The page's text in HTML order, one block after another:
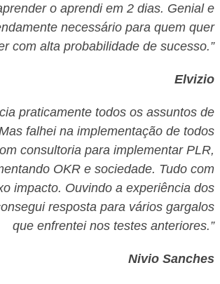
o aprendi em 2 dias. Genial e
necessário para quem quer
com alta probabilidade de sucesso.”
Elvizio
praticamente todos os assuntos de
falhei na implementação de todos
consultoria para implementar PLR,
OKR e sociedade. Tudo com
impacto. Ouvindo a experiência dos
resposta para vários gargalos
que enfrentei nos testes anteriores.”
Nivio Sanches